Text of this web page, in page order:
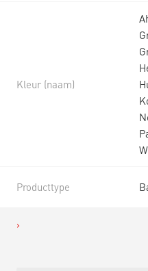
Kleur (naam)
Producttype